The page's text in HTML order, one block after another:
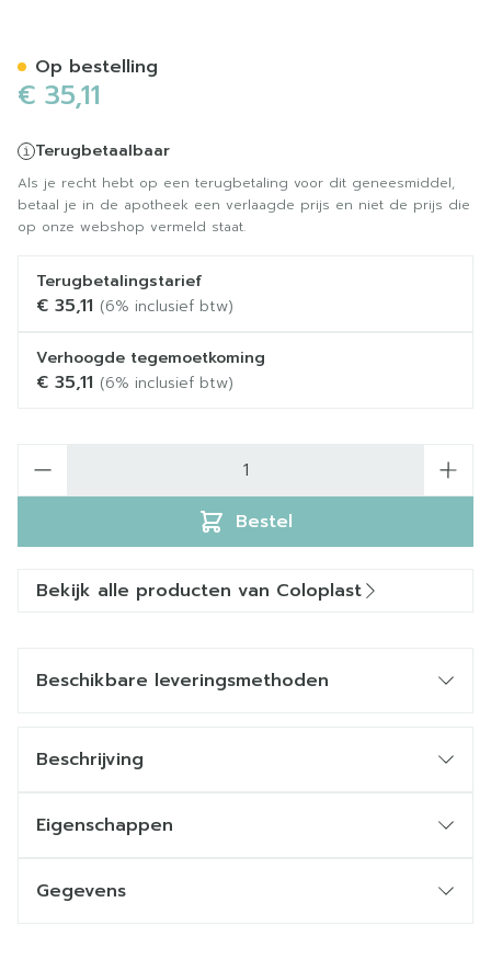
€ 35,11
Terugbetaalbaar
Als je recht hebt op een terugbetaling voor dit geneesmiddel,
betaal je in de apotheek een verlaagde prijs en niet de prijs die
op onze webshop vermeld staat.
Terugbetalingstarief
€ 35,11 (6% inclusief btw)
Verhoogde tegemoetkoming
€ 35,11 (6% inclusief btw)
Bestel
Op bestelling
Bekijk alle producten van Coloplast
Beschikbare leveringsmethoden
Beschrijving
Eigenschappen
Gegevens